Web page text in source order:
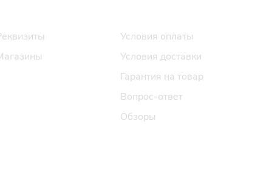
Условия оплаты
Условия доставки
Гарантия на товар
Вопрос-ответ
Обзоры